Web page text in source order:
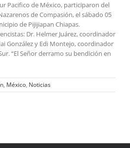
Pacifico de México, participaron del
de Compasión, el sábado 05
de Pijijiapan Chiapas.
Dr. Helmer Juárez, coordinador
González y Edi Montejo, coordinador
“El Señor derramo su bendición en
, México, Noticias